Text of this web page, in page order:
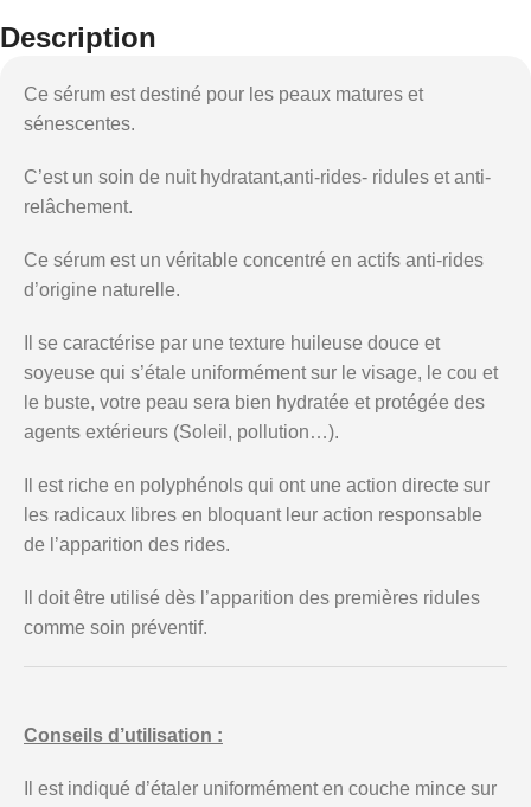
Description
Ce sérum est destiné pour les peaux matures et
sénescentes.
C’est un soin de nuit hydratant,anti-rides- ridules et anti-
relâchement.
Ce sérum est un véritable concentré en actifs anti-rides
d’origine naturelle.
Il se caractérise par une texture huileuse douce et
soyeuse qui s’étale uniformément sur le visage, le cou et
le buste, votre peau sera bien hydratée et protégée des
agents extérieurs (Soleil, pollution…).
Il est riche en polyphénols qui ont une action directe sur
les radicaux libres en bloquant leur action responsable
de l’apparition des rides.
Il doit être utilisé dès l’apparition des premières ridules
comme soin préventif.
Conseils d’utilisation :
Il est indiqué d’étaler uniformément en couche mince sur